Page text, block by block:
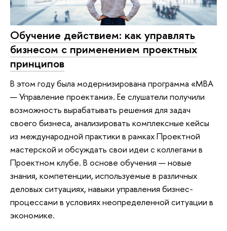
Обучение действием: как управлять
бизнесом с применением проектных
принципов
В этом году была модернизирована программа «МВА
— Управление проектами». Ее слушатели получили
возможность вырабатывать решения для задач
своего бизнеса, анализировать комплексные кейсы
из международной практики в рамках Проектной
мастерской и обсуждать свои идеи с коллегами в
Проектном клубе. В основе обучения — новые
знания, компетенции, используемые в различных
деловых ситуациях, навыки управления бизнес-
процессами в условиях неопределенной ситуации в
экономике.